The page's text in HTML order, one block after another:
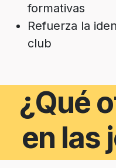
formativas
Refuerza la
club
¿Qué
en las